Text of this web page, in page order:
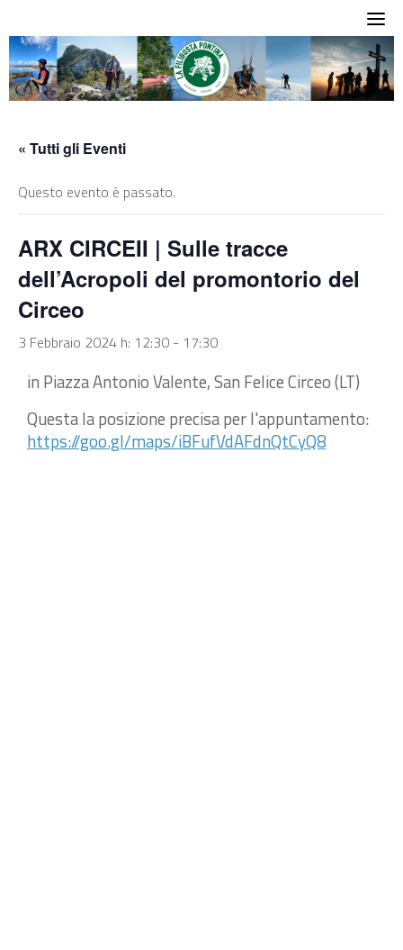
to
content
« Tutti gli Eventi
Questo evento è passato.
ARX CIRCEII | Sulle tracce
dell’Acropoli del promontorio del
Circeo
3 Febbraio 2024 h: 12:30 - 17:30
in Piazza Antonio Valente, San Felice Circeo (LT)
Questa la posizione precisa per l'appuntamento:
https://goo.gl/maps/iBFufVdAFdnQtCyQ8